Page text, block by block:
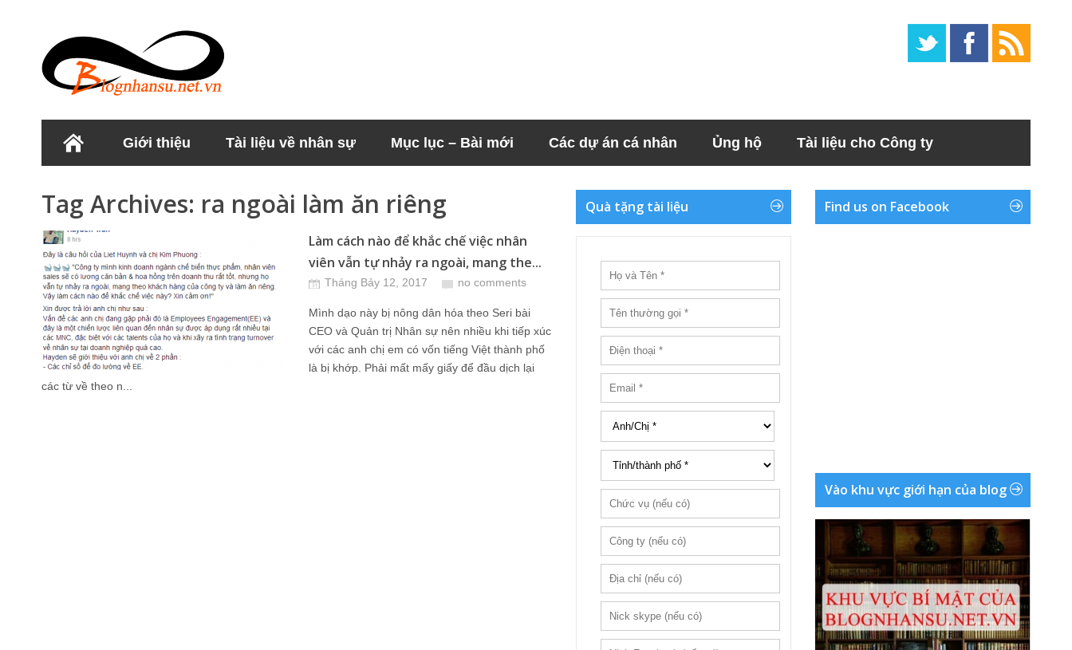
Giới thiệu Tài liệu về nhân sự Mục lục – Bài mới Các dự án cá nhân Ủng hộ Tài liệu cho Công ty
Tag Archives: ra ngoài làm ăn riêng
Làm cách nào để khắc chế việc nhân
viên vẫn tự nhảy ra ngoài, mang the...
Tháng Bảy 12, 2017 no comments
Mình dạo này bị nông dân hóa theo Seri bài
CEO và Quản trị Nhân sự nên nhiều khi tiếp xúc
với các anh chị em có vốn tiếng Việt thành phố
là bị khớp. Phải mất mấy giấy để đầu dịch lại
các từ về theo n...
Quà tặng tài liệu Find us on Facebook
Vào khu vực giới hạn của blog